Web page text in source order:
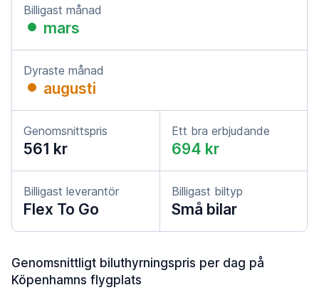
Billigast månad
mars
Dyraste månad
augusti
Genomsnittspris
561 kr
Ett bra erbjudande
694 kr
Billigast leverantör
Flex To Go
Billigast biltyp
Små bilar
Genomsnittligt biluthyrningspris per dag på
Köpenhamns flygplats